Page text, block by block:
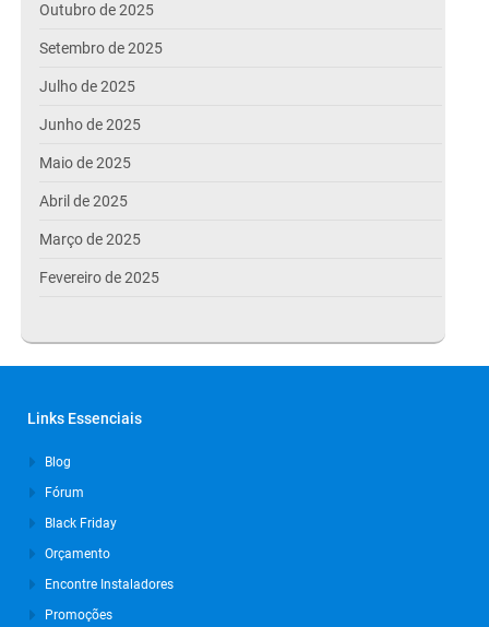
Outubro de 2025
Setembro de 2025
Julho de 2025
Junho de 2025
Maio de 2025
Abril de 2025
Março de 2025
Fevereiro de 2025
Setembro de 2024
Julho de 2024
Março de 2024
Outubro de 2023
Links Essenciais
Blog
Fórum
Black Friday
Orçamento
Encontre Instaladores
Promoções